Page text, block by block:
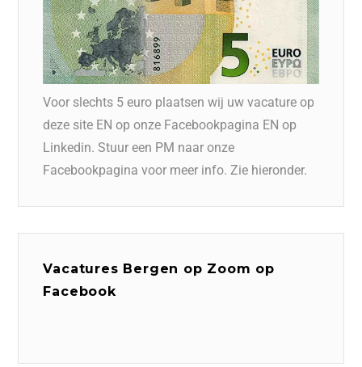
Voor slechts 5 euro plaatsen wij uw vacature op
deze site EN op onze Facebookpagina EN op
Linkedin. Stuur een PM naar onze
Facebookpagina voor meer info. Zie hieronder.
Vacatures Bergen op Zoom op
Facebook